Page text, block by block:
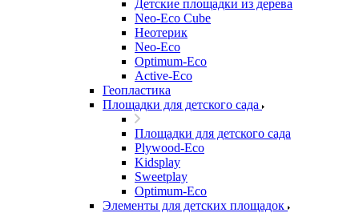
Детские площадки из дерева
Neo-Eco Cube
Неотерик
Neo-Eco
Оptimum-Еco
Active-Eco
Геопластика
Площадки для детского сада
Площадки для детского сада
Plywood-Eco
Kidsplay
Sweetplay
Оptimum-Еco
Элементы для детских площадок